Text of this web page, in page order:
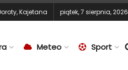
,Kajetana piątek, 7 sierpnia, 2026
Meteo Sport